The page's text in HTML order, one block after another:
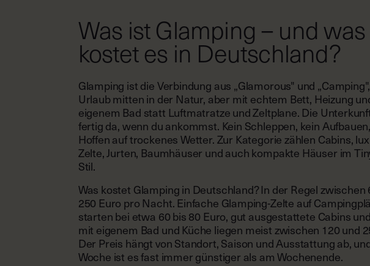
Was ist Glamping – und was
kostet es in Deutschland?
Glamping ist die Verbindung aus „Glamorous" und
Urlaub mitten in der Natur, aber mit echtem Bett, Heizung
eigenem Bad statt Luftmatratze und Zeltplane. Die
fertig da, wenn du ankommst. Kein Schleppen, kein
Hoffen auf trockenes Wetter. Zur Kategorie zählen Cabins,
Zelte, Jurten, Baumhäuser und auch kompakte Häuser im
Stil.
Was kostet Glamping in Deutschland? In der Regel zwischen
250 Euro pro Nacht. Einfache Glamping-Zelte auf
starten bei etwa 60 bis 80 Euro, gut ausgestattete Cabins
mit eigenem Bad und Küche liegen meist zwischen 120 und
Der Preis hängt von Standort, Saison und Ausstattung ab,
Woche ist es fast immer günstiger als am Wochenende.